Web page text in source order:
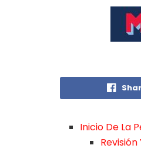
Inicio De La